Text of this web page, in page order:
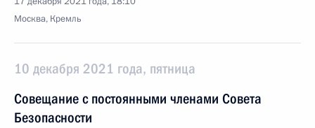
Москва, Кремль
10 декабря 2021 года, пятница
Совещание с постоянными членами Совета
Безопасности